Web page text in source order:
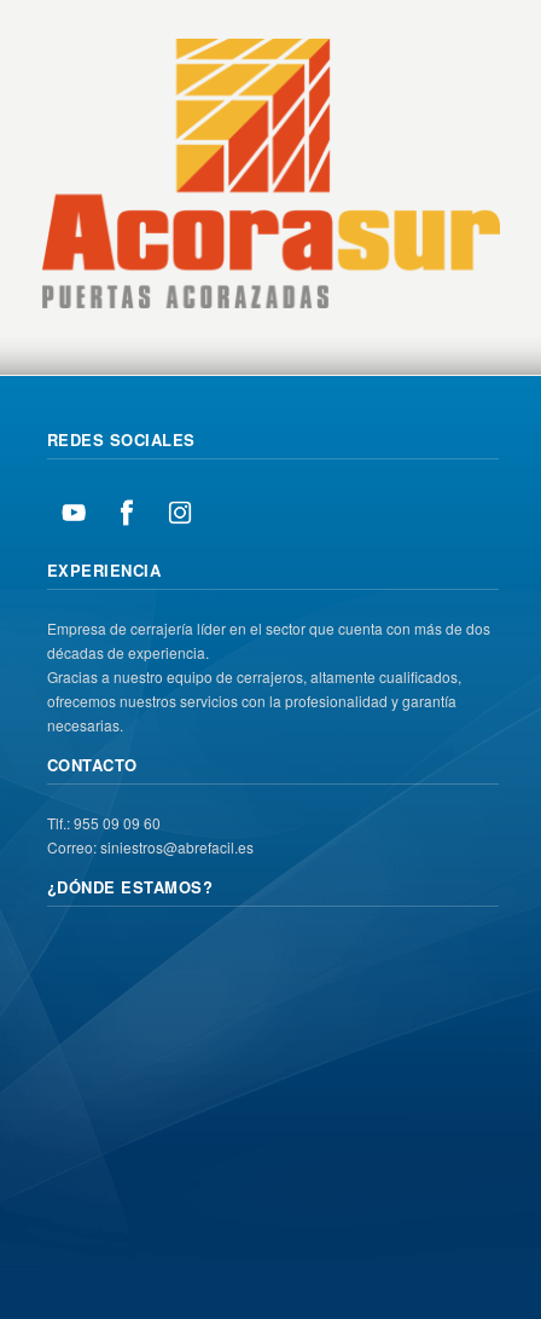
REDES SOCIALES
EXPERIENCIA
Empresa de cerrajería líder en el sector que cuenta con más de dos
décadas de experiencia.
Gracias a nuestro equipo de cerrajeros, altamente cualificados,
ofrecemos nuestros servicios con la profesionalidad y garantía
necesarias.
CONTACTO
Tlf.: 955 09 09 60
Correo: siniestros@abrefacil.es
¿DÓNDE ESTAMOS?